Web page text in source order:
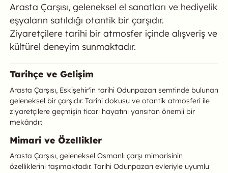
Arasta Çarşısı, geleneksel el sanatları ve hediyelik
eşyaların satıldığı otantik bir çarşıdır.
Ziyaretçilere tarihi bir atmosfer içinde alışveriş ve
kültürel deneyim sunmaktadır.
Arasta Çarşısı Hakkında
Tarihçe ve Gelişim
Arasta Çarşısı, Eskişehir'in tarihi Odunpazarı semtinde bulunan
geleneksel bir çarşıdır. Tarihi dokusu ve otantik atmosferi ile
ziyaretçilere geçmişin ticari hayatını yansıtan önemli bir
mekândır.
Mimari ve Özellikler
Arasta Çarşısı, geleneksel Osmanlı çarşı mimarisinin
özelliklerini taşımaktadır. Tarihi Odunpazarı evleriyle uyumlu